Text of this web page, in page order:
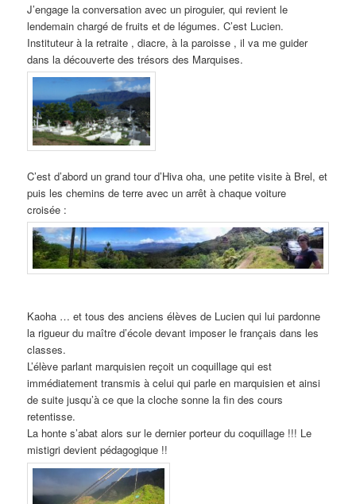
J’engage la conversation avec un piroguier, qui revient le
lendemain chargé de fruits et de légumes. C’est Lucien.
Instituteur à la retraite , diacre, à la paroisse , il va me guider
dans la découverte des trésors des Marquises.
C’est d’abord un grand tour d’Hiva oha, une petite visite à Brel, et
puis les chemins de terre avec un arrêt à chaque voiture
croisée :
Kaoha … et tous des anciens élèves de Lucien qui lui pardonne
la rigueur du maître d’école devant imposer le français dans les
classes.
L’élève parlant marquisien reçoit un coquillage qui est
immédiatement transmis à celui qui parle en marquisien et ainsi
de suite jusqu’à ce que la cloche sonne la fin des cours
retentisse.
La honte s’abat alors sur le dernier porteur du coquillage !!! Le
mistigri devient pédagogique !!